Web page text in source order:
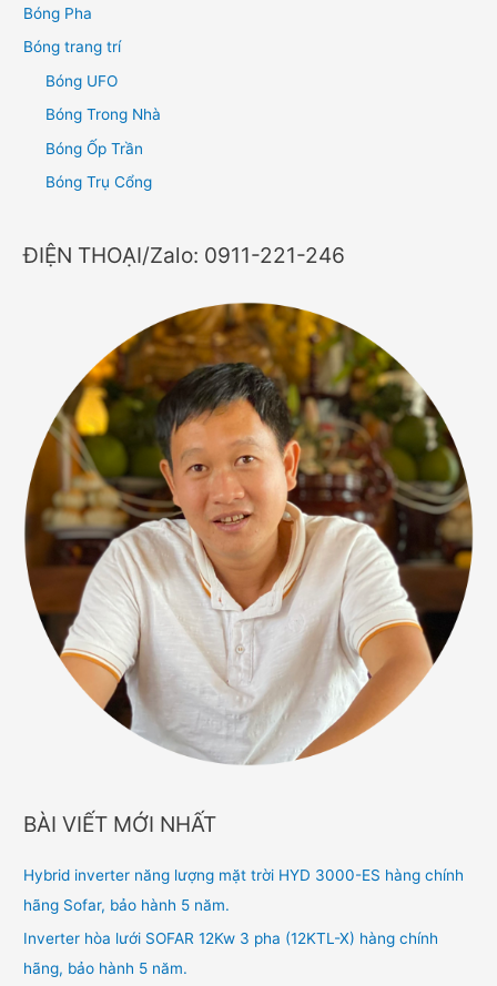
Bóng Pha
Bóng trang trí
Bóng UFO
Bóng Trong Nhà
Bóng Ốp Trần
Bóng Trụ Cổng
ĐIỆN THOẠI/Zalo: 0911-221-246
BÀI VIẾT MỚI NHẤT
Hybrid inverter năng lượng mặt trời HYD 3000-ES hàng chính
hãng Sofar, bảo hành 5 năm.
Inverter hòa lưới SOFAR 12Kw 3 pha (12KTL-X) hàng chính
hãng, bảo hành 5 năm.